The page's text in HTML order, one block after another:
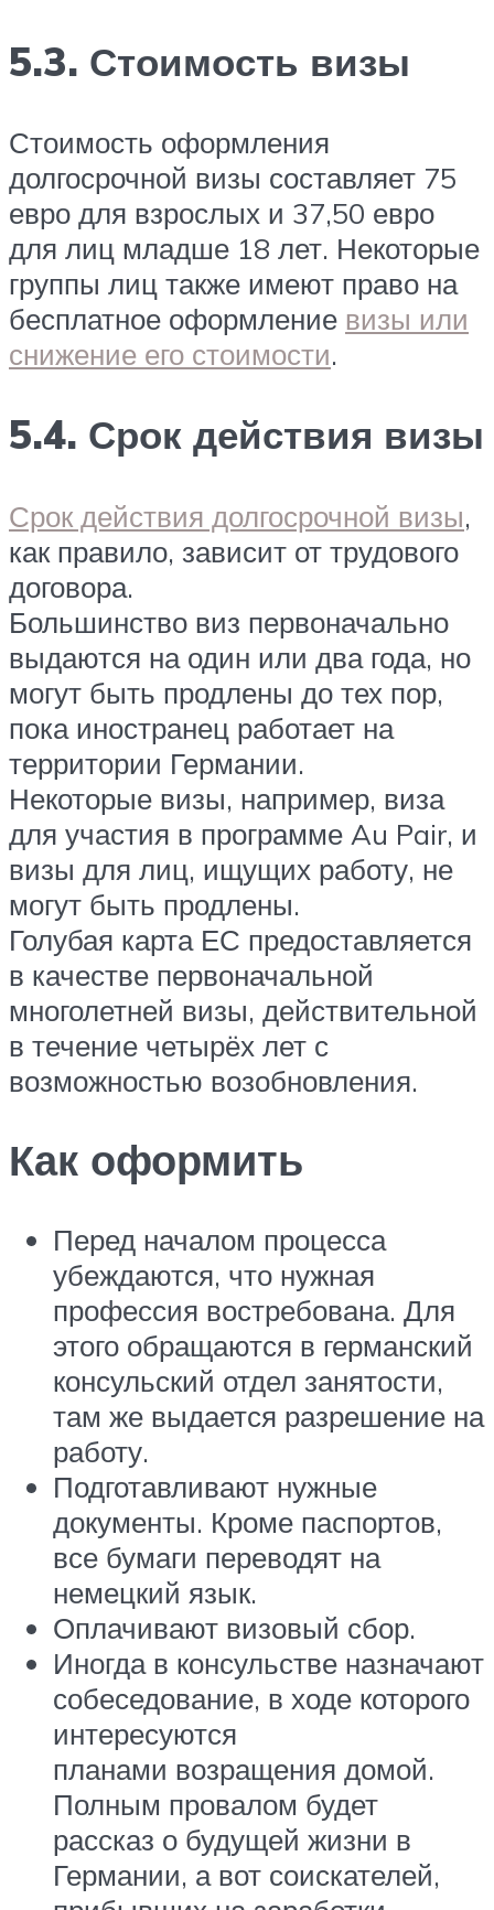
5.3. Стоимость визы
Стоимость оформления
долгосрочной визы составляет 75
евро для взрослых и 37,50 евро
для лиц младше 18 лет. Некоторые
группы лиц также имеют право на
бесплатное оформление визы или
снижение его стоимости.
5.4. Срок действия визы
Срок действия долгосрочной визы,
как правило, зависит от трудового
договора.
Большинство виз первоначально
выдаются на один или два года, но
могут быть продлены до тех пор,
пока иностранец работает на
территории Германии.
Некоторые визы, например, виза
для участия в программе Au Pair, и
визы для лиц, ищущих работу, не
могут быть продлены.
Голубая карта ЕС предоставляется
в качестве первоначальной
многолетней визы, действительной
в течение четырёх лет с
возможностью возобновления.
Как оформить
Перед началом процесса
убеждаются, что нужная
профессия востребована. Для
этого обращаются в германский
консульский отдел занятости,
там же выдается разрешение на
работу.
Подготавливают нужные
документы. Кроме паспортов,
все бумаги переводят на
немецкий язык.
Оплачивают визовый сбор.
Иногда в консульстве назначают
собеседование, в ходе которого
интересуются
планами возращения домой.
Полным провалом будет
рассказ о будущей жизни в
Германии, а вот соискателей,